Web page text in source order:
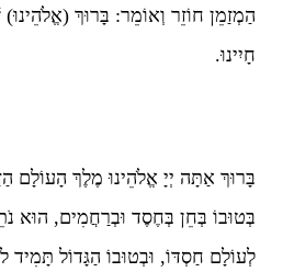
הַמְזַמֵן חוֹזֵר וְאוֹמֵר: בָּרוּךְ
חָיִינוּ.
בָּרוּךְ אַתָּה יְיָ אֱלֹהֵינוּ מֶלֶךְ הָעוֹלָם
בְּטוּבוֹ בְּחֵן בְּחֶסֶד וּבְרַחֲמִים, הוּא
לְעוֹלָם חַסְדּוֹ, וּבְטוּבוֹ הַגָּדוֹל תָּמִיד